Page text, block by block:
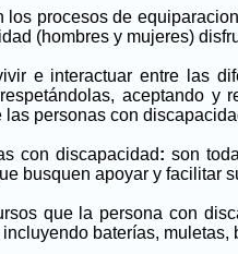
los procesos de
(hombres y mujeres)
e interactuar entre las
aceptando
personas con
con discapacidad: son
busquen apoyar y facilitar
que la persona con
baterías,